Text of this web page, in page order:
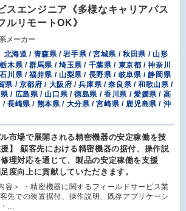
スエンジニア《多様なキャリアパス
リモートOK》
メーカー
北海道 / 青森県 / 岩手県 / 宮城県 / 秋田県 / 山形
木県 / 群馬県 / 埼玉県 / 千葉県 / 東京都 / 神奈川
川県 / 福井県 / 山梨県 / 長野県 / 岐阜県 / 静岡県
県 / 京都府 / 大阪府 / 兵庫県 / 奈良県 / 和歌山県 /
/ 広島県 / 山口県 / 徳島県 / 香川県 / 愛媛県 / 高
長崎県 / 熊本県 / 大分県 / 宮崎県 / 鹿児島県 / 沖
ル市場で展開される精密機器の安定稼働を技
】 顧客先における精密機器の据付、操作説
理対応を通じて、製品の安定稼働を支援
度向上に貢献していただきます。
容＞ ・精密機器に関するフィールドサービス業
先での装置据付、操作説明、既存アプリケーシ
…